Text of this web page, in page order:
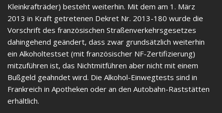
Kleinkrafträder) besteht weiterhin. Mit dem am 1. März
2013 in Kraft getretenen Dekret Nr. 2013-180 wurde die
Vorschrift des französischen Straßenverkehrsgesetzes
dahingehend geändert, dass zwar grundsätzlich weiterhin
ein Alkoholtestset (mit französischer NF-Zertifizierung)
mitzuführen ist, das Nichtmitführen aber nicht mit einem
Bußgeld geahndet wird. Die Alkohol-Einwegtests sind in
Frankreich in Apotheken oder an den Autobahn-Raststätten
erhältlich.